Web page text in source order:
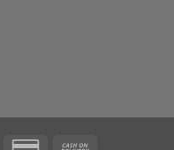
MasterCardCredit